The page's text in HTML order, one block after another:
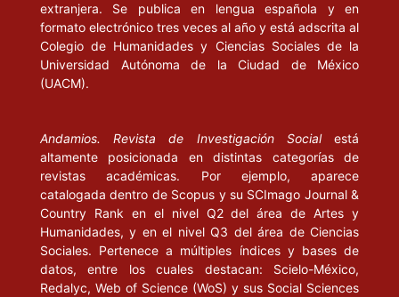
extranjera. Se publica en lengua española y en
formato electrónico tres veces al año y está adscrita al
Colegio de Humanidades y Ciencias Sociales de la
Universidad Autónoma de la Ciudad de México
(UACM).
Andamios. Revista de Investigación Socialestá
altamente posicionada en distintas categorías de
revistas académicas. Por ejemplo, aparece
catalogada dentro de Scopus y su SCImago Journal &
Country Rank en el nivel Q2 del área de Artes y
Humanidades, y en el nivel Q3 del área de Ciencias
Sociales. Pertenece a múltiples índices y bases de
datos, entre los cuales destacan: Scielo-México,
Redalyc, Web of Science (WoS) y sus Social Sciences